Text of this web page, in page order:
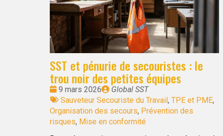
SST et pénurie de secouristes : le
trou noir des petites équipes
Date
:
9 mars 2026
Publié
par
Global SST
Tags
:
Sauveteur Secouriste du Travail , TPE et PME,
Organisation des secours, Prévention des
risques, Mise en conformité